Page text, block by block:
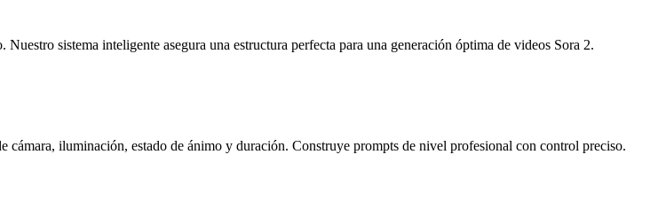
sistema inteligente asegura una estructura perfecta para una generación óptima de videos Sora 2.
cámara, iluminación, estado de ánimo y duración. Construye prompts de nivel profesional con control preciso.